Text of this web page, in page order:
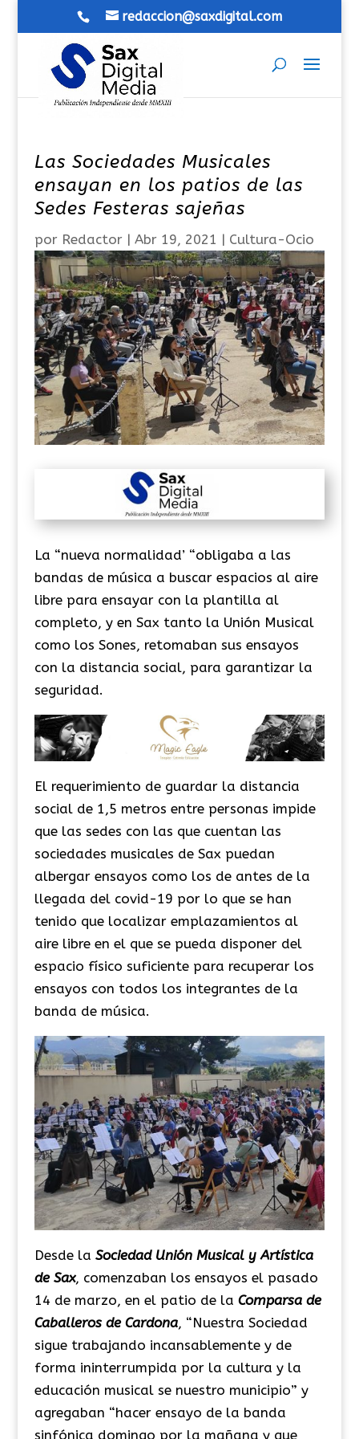
redaccion@saxdigital.com
Las Sociedades Musicales
ensayan en los patios de las
Sedes Festeras sajeñas
por Redactor| Abr 19, 2021 | Cultura-Ocio
La “nueva normalidad’ “obligaba a las
bandas de música a buscar espacios al aire
libre para ensayar con la plantilla al
completo, y en Sax tanto la Unión Musical
como los Sones, retomaban sus ensayos
con la distancia social, para garantizar la
seguridad.
El requerimiento de guardar la distancia
social de 1,5 metros entre personas impide
que las sedes con las que cuentan las
sociedades musicales de Sax puedan
albergar ensayos como los de antes de la
llegada del covid-19 por lo que se han
tenido que localizar emplazamientos al
aire libre en el que se pueda disponer del
espacio físico suficiente para recuperar los
ensayos con todos los integrantes de la
banda de música.
Desde la Sociedad Unión Musical y Artística
de Sax, comenzaban los ensayos el pasado
14 de marzo, en el patio de la Comparsa de
Caballeros de Cardona, “Nuestra Sociedad
sigue trabajando incansablemente y de
forma ininterrumpida por la cultura y la
educación musical se nuestro municipio” y
agregaban “hacer ensayo de la banda
sinfónica domingo por la mañana y que